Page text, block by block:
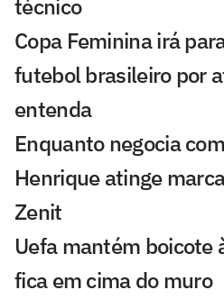
técnico
Copa Feminina irá
futebol brasileiro por
entenda
Enquanto negocia
Henrique atinge
Zenit
Uefa mantém boicote
fica em cima do muro